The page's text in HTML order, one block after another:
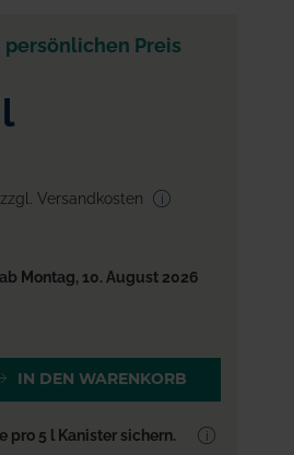
Preis
l
zzgl. Versandkosten
ab Montag, 10. August 2026
IN DEN WARENKORB
pro 5 l Kanister sichern.